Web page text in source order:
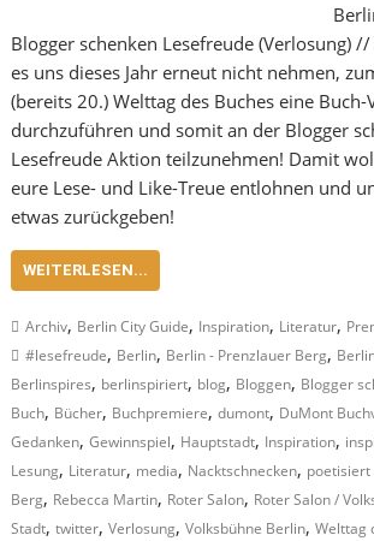
Blogger schenken Lesefreude (Verlosung)
es uns dieses Jahr erneut nicht nehmen,
(bereits 20.) Welttag des Buches eine Buch-
durchzuführen und somit an der Blogger
Lesefreude Aktion teilzunehmen! Damit
eure Lese- und Like-Treue entlohnen und
etwas zurückgeben!
WEITERLESEN...
Archiv, Berlin City Guide, Inspiration, Literatur,
#lesefreude, Berlin, Berlin - Prenzlauer Berg,
Berlinspires, berlinspiriert, blog, Bloggen, Blogger
Buch, Bücher, Buchpremiere,dumont, DuMont
Gedanken,Gewinnspiel, Hauptstadt, Inspiration,
Lesung, Literatur, media, Nacktschnecken, poetisiert
Berg, Rebecca Martin, Roter Salon, Roter Salon /
Stadt,twitter,Verlosung,Volksbühne Berlin,Welttag